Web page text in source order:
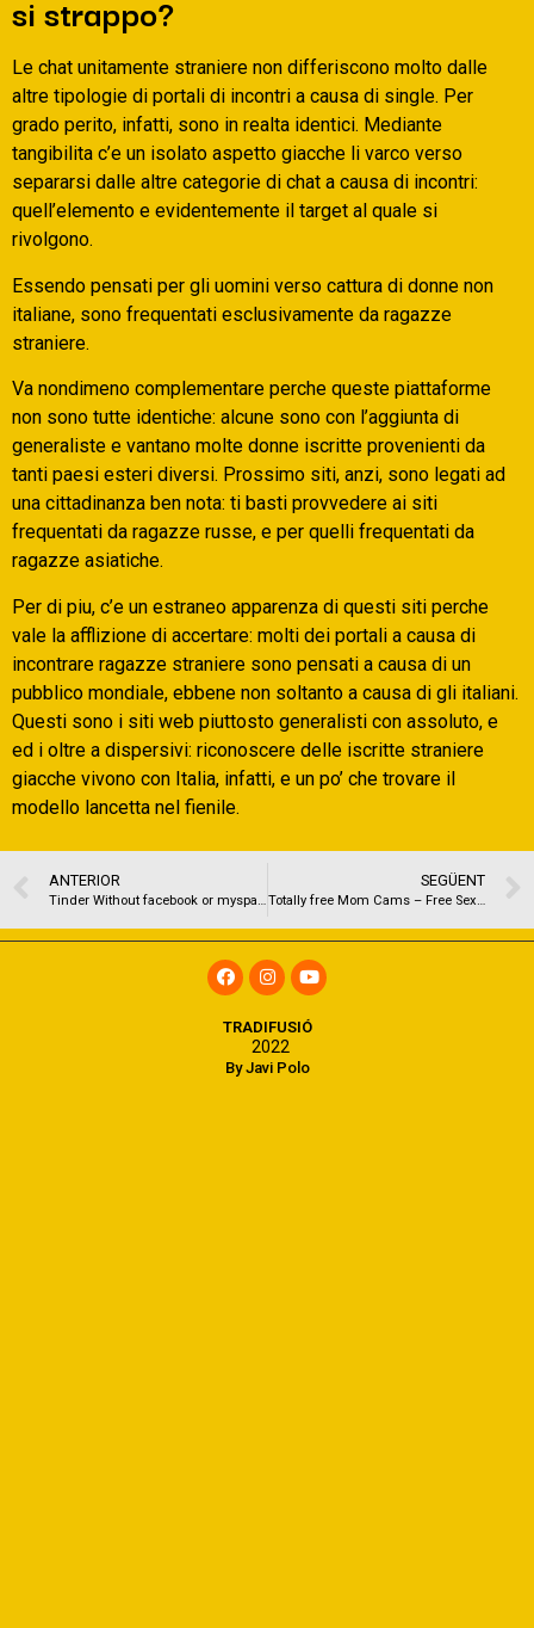
si strappo?
Le chat unitamente straniere non differiscono molto dalle
altre tipologie di portali di incontri a causa di single. Per
grado perito, infatti, sono in realta identici. Mediante
tangibilita c’e un isolato aspetto giacche li varco verso
separarsi dalle altre categorie di chat a causa di incontri:
quell’elemento e evidentemente il target al quale si
rivolgono.
Essendo pensati per gli uomini verso cattura di donne non
italiane, sono frequentati esclusivamente da ragazze
straniere.
Va nondimeno complementare perche queste piattaforme
non sono tutte identiche: alcune sono con l’aggiunta di
generaliste e vantano molte donne iscritte provenienti da
tanti paesi esteri diversi. Prossimo siti, anzi, sono legati ad
una cittadinanza ben nota: ti basti provvedere ai siti
frequentati da ragazze russe, e per quelli frequentati da
ragazze asiatiche.
Per di piu, c’e un estraneo apparenza di questi siti perche
vale la afflizione di accertare: molti dei portali a causa di
incontrare ragazze straniere sono pensati a causa di un
pubblico mondiale, ebbene non soltanto a causa di gli italiani.
Questi sono i siti web piuttosto generalisti con assoluto, e
ed i oltre a dispersivi: riconoscere delle iscritte straniere
giacche vivono con Italia, infatti, e un po’ che trovare il
modello lancetta nel fienile.
ANTERIOR
Tinder Without facebook or myspace – positives & Cons of Signing Up with their contact number
SEGÜENT
Totally free Mom Cams – Free Sex Webcams And you can Totally free Mothers Chat
By Javi Polo
TRADIFUSIÓ
2022